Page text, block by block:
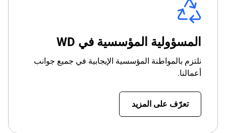
المسؤولية المؤسسية في WD
نلتزم بالمواطنة المؤسسية الإيجابية في جميع جوانب
أعمالنا.
تعرّف على المزيد